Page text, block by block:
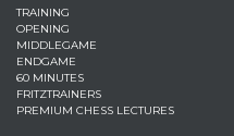
TRAINING
OPENING
MIDDLEGAME
ENDGAME
60 MINUTES
FRITZTRAINERS
PREMIUM CHESS LECTURES